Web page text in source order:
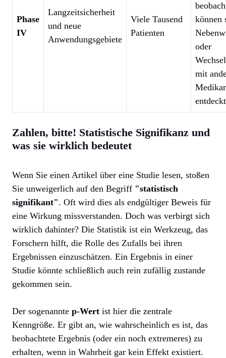
Phase
IV
Langzeitsicherheit
und neue
Anwendungsgebiete
Viele Tausend
Patienten
können
oder
mit
Zahlen, bitte! Statistische Signifikanz und
was sie wirklich bedeutet
Wenn Sie einen Artikel über eine Studie lesen, stoßen
Sie unweigerlich auf den Begriff "statistisch
signifikant". Oft wird dies als endgültiger Beweis für
eine Wirkung missverstanden. Doch was verbirgt sich
wirklich dahinter? Die Statistik ist ein Werkzeug, das
Forschern hilft, die Rolle des Zufalls bei ihren
Ergebnissen einzuschätzen. Ein Ergebnis in einer
Studie könnte schließlich auch rein zufällig zustande
gekommen sein.
Der sogenannte p-Wert ist hier die zentrale
Kenngröße. Er gibt an, wie wahrscheinlich es ist, das
beobachtete Ergebnis (oder ein noch extremeres) zu
erhalten, wenn in Wahrheit gar kein Effekt existiert.